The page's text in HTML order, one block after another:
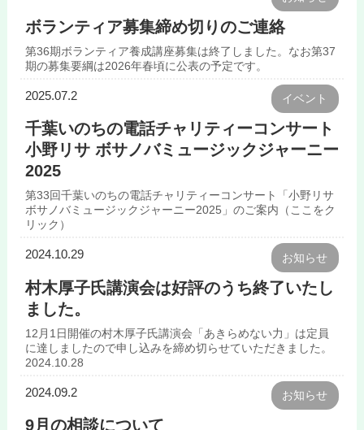
ボランティア募集締め切りのご連絡
第36期ボランティア養成講座募集は終了しました。なお第37
期の募集要綱は2026年春頃に公表の予定です。
2025.07.2 イベント
千葉いのちの電話チャリティーコンサート
小野リサ ボサノバミュージックジャーニー
2025
第33回千葉いのちの電話チャリティーコンサート「小野リサ
ボサノバミュージックジャーニー2025」のご案内（ここをク
リック）
2024.10.29 お知らせ
村木厚子氏講演会は好評のうち終了いたし
ました。
12月1日開催の村木厚子氏講演会「あきらめない力」は定員
に達しましたので申し込みを締め切らせていただきました。
2024.10.28
2024.09.2 お知らせ
9月の相談について